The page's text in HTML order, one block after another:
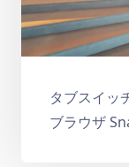
タブスイッ
ブラウザ